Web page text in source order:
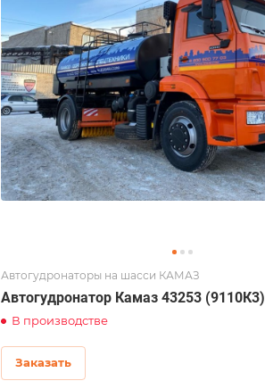
Автогудронаторы на шасси КАМАЗ
Автогудронатор Камаз 43253 (9110К3)
В производстве
Заказать